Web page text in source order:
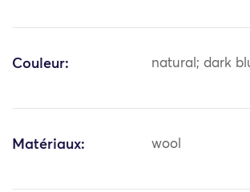
Couleur: natural; dark
Matériaux: wool